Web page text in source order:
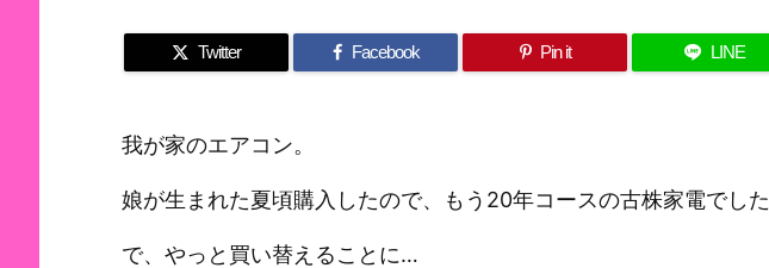
Twitter Facebook Pin it LINE
我が家のエアコン。
娘が生まれた夏頃購入したので、もう20年コースの古株家電でした
で、やっと買い替えることに…